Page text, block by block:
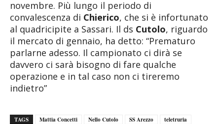
novembre. Più lungo il periodo di
convalescenza di Chierico, che si è infortunato
al quadricipite a Sassari. Il ds Cutolo, riguardo
il mercato di gennaio, ha detto: “Prematuro
parlarne adesso. Il campionato ci dirà se
davvero ci sarà bisogno di fare qualche
operazione e in tal caso non ci tireremo
indietro”
TAGS Mattia Concetti Nello Cutolo SS Arezzo teletruria